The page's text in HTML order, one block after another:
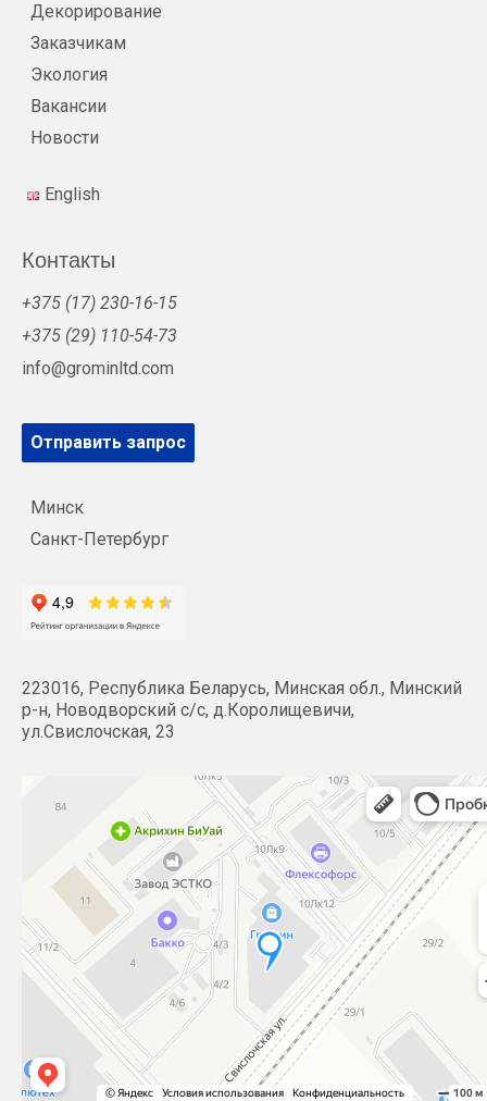
Декорирование
Заказчикам
Экология
Вакансии
Новости
English
Контакты
+375 (17) 230-16-15
+375 (29) 110-54-73
info@grominltd.com
Отправить запрос
Минск
Санкт-Петербург
223016, Республика Беларусь, Минская обл., Минский
р-н, Новодворский с/с, д.Королищевичи,
ул.Свислочская, 23